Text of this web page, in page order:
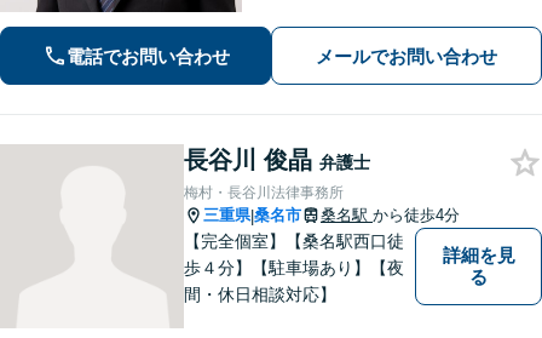
全力を尽くします。一人で悩まず、お
気軽にご相談ください【夜間土日相談
可（要予約）】
電話でお問い合わせ メールでお問い合わせ
長谷川 俊晶 弁護士
梅村・長谷川法律事務所
三重県|桑名市 桑名駅 から徒歩4分
【完全個室】【桑名駅西口徒
歩４分】【駐車場あり】【夜
間・休日相談対応】
詳細を見
る